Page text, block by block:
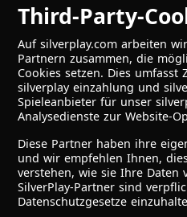
Third-Party-
Auf silverplay.com arbeiten
Partnern zusammen, die
Cookies setzen. Dies
silverplay einzahlung und
Spieleanbieter für unser
Analysedienste zur Website-
Diese Partner haben ihre
und wir empfehlen Ihnen,
verstehen, wie sie Ihre Daten
SilverPlay-Partner sind
Datenschutzgesetze